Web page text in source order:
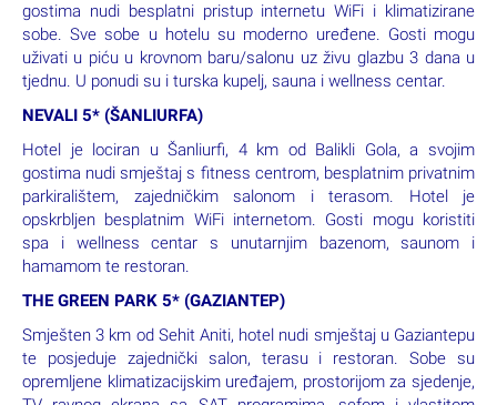
gostima nudi besplatni pristup internetu WiFi i klimatizirane
sobe. Sve sobe u hotelu su moderno uređene. Gosti mogu
uživati u piću u krovnom baru/salonu uz živu glazbu 3 dana u
tjednu. U ponudi su i turska kupelj, sauna i wellness centar.
NEVALI 5* (ŠANLIURFA)
Hotel je lociran u Šanliurfi, 4 km od Balikli Gola, a svojim
gostima nudi smještaj s fitness centrom, besplatnim privatnim
parkiralištem, zajedničkim salonom i terasom. Hotel je
opskrbljen besplatnim WiFi internetom. Gosti mogu koristiti
spa i wellness centar s unutarnjim bazenom, saunom i
hamamom te restoran.
THE GREEN PARK 5* (GAZIANTEP)
Smješten 3 km od Sehit Aniti, hotel nudi smještaj u Gaziantepu
te posjeduje zajednički salon, terasu i restoran. Sobe su
opremljene klimatizacijskim uređajem, prostorijom za sjedenje,